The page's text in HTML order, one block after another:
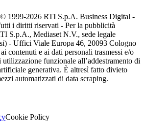
1999-2026 RTI S.p.A. Business Digital -
i diritti riservati - Per la pubblicità
S.p.A., Mediaset N.V., sede legale
- Uffici Viale Europa 46, 20093 Cologno
contenuti e ai dati personali trasmessi e/o
funzionale all’addestramento di
generativa. È altresì fatto divieto
automatizzati di data scraping.
Cookie Policy